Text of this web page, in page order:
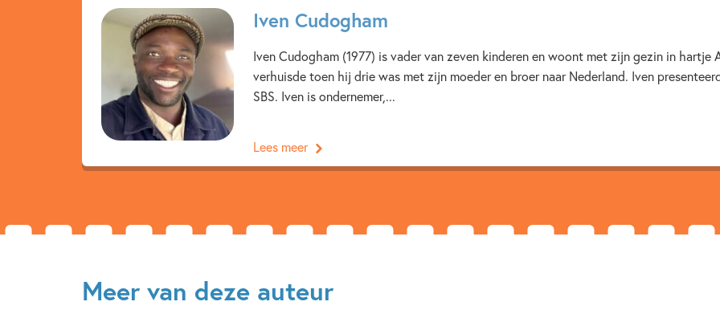
Kenmerken van dit boek
Fantasie
Prentenboeken
Iven Cudogham
Iven Cudogham (1977) is vader van zeven kinderen en woont met zijn gezin in hartje
verhuisde toen hij drie was met zijn moeder en broer naar Nederland. Iven
SBS. Iven is ondernemer,...
Lees meer
Meer van deze auteur